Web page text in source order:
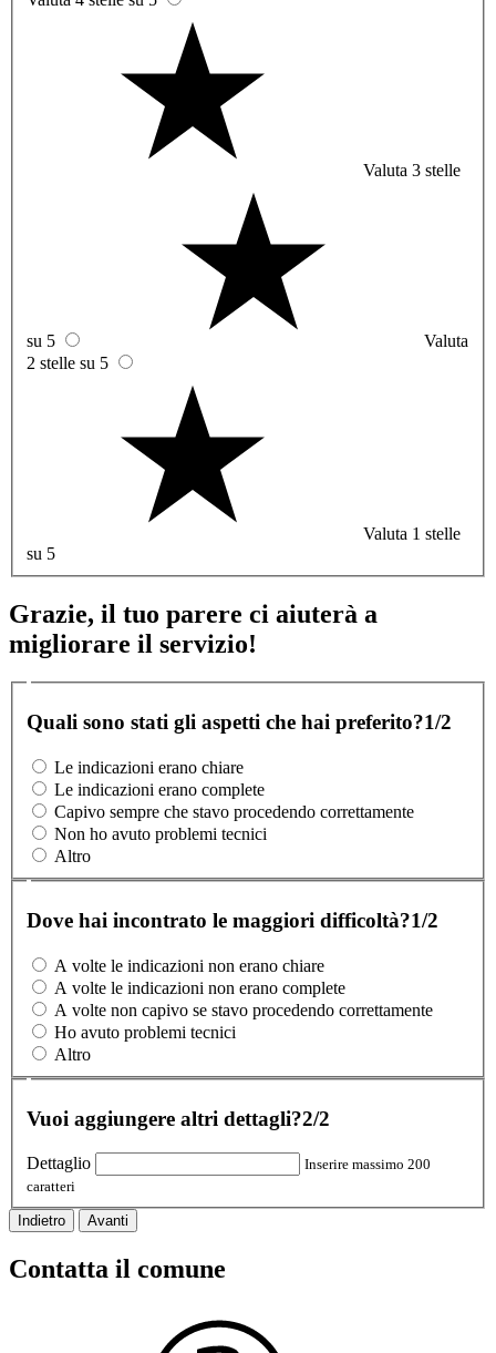
Valuta 3 stelle
su 5
Valuta
2 stelle su 5
Valuta 1 stelle
su 5
Grazie, il tuo parere ci aiuterà a
migliorare il servizio!
Quali sono stati gli aspetti che hai preferito?1/2
Le indicazioni erano chiare
Le indicazioni erano complete
Capivo sempre che stavo procedendo correttamente
Non ho avuto problemi tecnici
Altro
Dove hai incontrato le maggiori difficoltà?1/2
A volte le indicazioni non erano chiare
A volte le indicazioni non erano complete
A volte non capivo se stavo procedendo correttamente
Ho avuto problemi tecnici
Altro
Vuoi aggiungere altri dettagli?2/2
Dettaglio
Inserire massimo 200
caratteri
Indietro Avanti
Contatta il comune